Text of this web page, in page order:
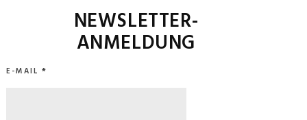
NEWSLETTER-
ANMELDUNG
E-MAIL *